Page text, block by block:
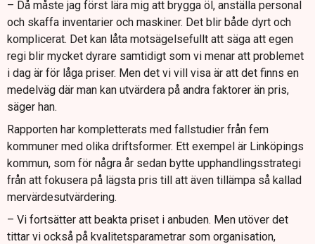
– Då måste jag först lära mig att brygga öl, anställa personal
och skaffa inventarier och maskiner. Det blir både dyrt och
komplicerat. Det kan låta motsägelsefullt att säga att egen
regi blir mycket dyrare samtidigt som vi menar att problemet
i dag är för låga priser. Men det vi vill visa är att det finns en
medelväg där man kan utvärdera på andra faktorer än pris,
säger han.
Rapporten har kompletterats med fallstudier från fem
kommuner med olika driftsformer. Ett exempel är Linköpings
kommun, som för några år sedan bytte upphandlingsstrategi
från att fokusera på lägsta pris till att även tillämpa så kallad
mervärdesutvärdering.
– Vi fortsätter att beakta priset i anbuden. Men utöver det
tittar vi också på kvalitetsparametrar som organisation,